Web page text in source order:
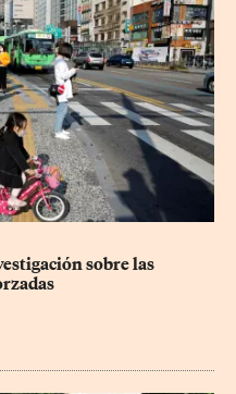
sobre las